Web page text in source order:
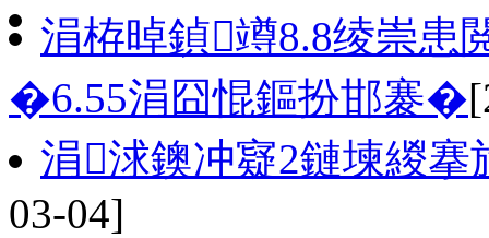
涓栫晫鍞竴8.8绫崇患
�6.55涓囧惃鏂扮邯褰�
涓浗鐭冲寲2鏈堜緵
03-04]